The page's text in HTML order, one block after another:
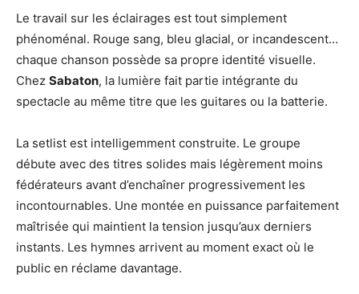
Le travail sur les éclairages est tout simplement
phénoménal. Rouge sang, bleu glacial, or incandescent…
chaque chanson possède sa propre identité visuelle.
Chez Sabaton, la lumière fait partie intégrante du
spectacle au même titre que les guitares ou la batterie.
La setlist est intelligemment construite. Le groupe
débute avec des titres solides mais légèrement moins
fédérateurs avant d’enchaîner progressivement les
incontournables. Une montée en puissance parfaitement
maîtrisée qui maintient la tension jusqu’aux derniers
instants. Les hymnes arrivent au moment exact où le
public en réclame davantage.